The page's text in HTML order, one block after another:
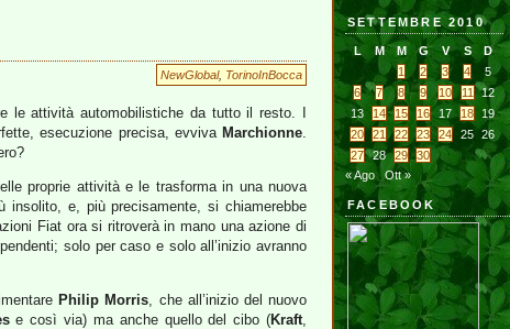
NewGlobal, TorinoInBocca
le attività automobilistiche da tutto il resto. I
esecuzione precisa, evviva Marchionne.
proprie attività e le trasforma in una nuova
e, più precisamente, si chiamerebbe
Fiat ora si ritroverà in mano una azione di
solo per caso e solo all’inizio avranno
Philip Morris, che all’inizio del nuovo
e così via) ma anche quello del cibo (Kraft,
SETTEMBRE 2010
L M M G V S
D
1
2 3 4
5
6
7 8 9 10 11
12
13
14 15 16 17 18
19
20
21 22 23 24 25 26
27
28 29
30
« Ago
Ott »
FACEBOOK